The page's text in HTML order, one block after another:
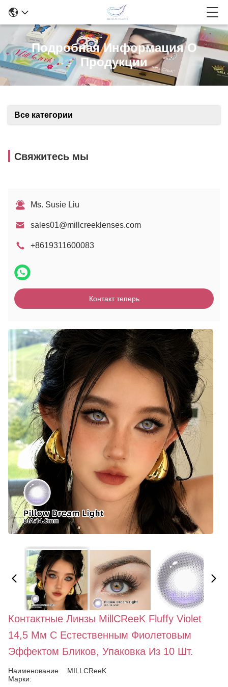
Подробная Информация О
Продукции
Все категории
Свяжитесь мы
Ms. Susie Liu
sales01@millcreeklenses.com
+8619311600083
Контакт теперь
Контактные Линзы MillCReeK Fluffy Violet
14,5 Мм С Естественным Фиолетовым
Эффектом Бликов, Упаковка Из 10 Шт.
Наименование
Марки:
MILLCReeK